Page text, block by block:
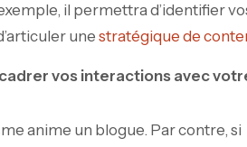
il permettra d’identifier
une stratégique de
vos interactions avec
anime un blogue. Par contre, si